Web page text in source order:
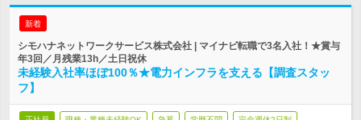
新着
シモハナネットワークサービス株式会社 | マイナビ転職で3名入社！★賞与
年3回／月残業13h／土日祝休
未経験入社率ほぼ100％★電力インフラを支える【調査スタッ
フ】